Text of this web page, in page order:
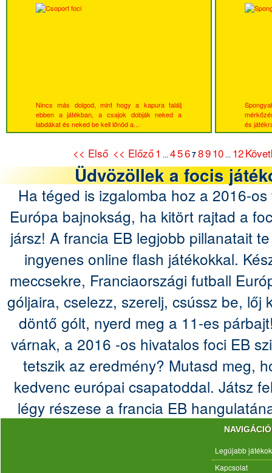
Nincs más dolgod, mint hogy a kapura találj
ebben a játékban, a csajok dobják neked a
labdákat és neked be kell lőnöd a...
és
<< Első << Előző1 ... 45678910... 12
Üdvözöllek a focis
Ha téged is izgalomba hoz a 2016-
Európa bajnokság, ha kitört rajtad a
jársz! A francia EB legjobb pillanatait
ingyenes online flash játékokkal.
meccsekre, Franciaországi futball
góljaira, cselezz, szerelj, csússz be, lőj
döntő gólt, nyerd meg a 11-es
várnak, a 2016 -os hivatalos foci EB
tetszik az eredmény? Mutasd meg,
kedvenc európai csapatoddal. Játsz
légy részese a francia EB
Legújabb játékok
Kapcsolat